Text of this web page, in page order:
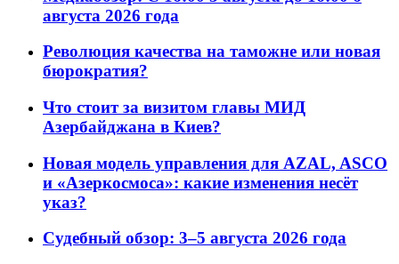
августа 2026 года
Революция качества на таможне или новая
бюрократия?
Что стоит за визитом главы МИД
Азербайджана в Киев?
Новая модель управления для AZAL, ASCO
и «Азеркосмоса»: какие изменения несёт
указ?
Судебный обзор: 3–5 августа 2026 года